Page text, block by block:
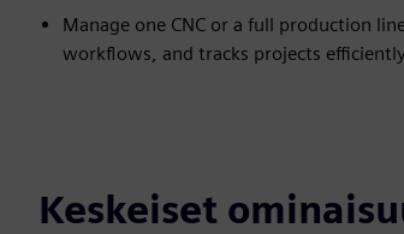
Manage one CNC or a full production
workflows, and tracks projects
Keskeiset